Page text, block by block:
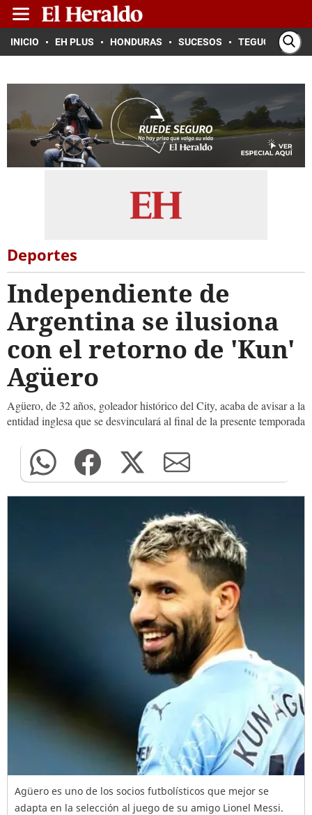
INICIO EH PLUS HONDURAS SUCESOS TEGUCIGALPA
Deportes
Independiente de
Argentina se ilusiona
con el retorno de 'Kun'
Agüero
Agüero, de 32 años, goleador histórico del City, acaba de avisar a la
entidad inglesa que se desvinculará al final de la presente temporada
Agüero es uno de los socios futbolísticos que mejor se
adapta en la selección al juego de su amigo Lionel Messi.